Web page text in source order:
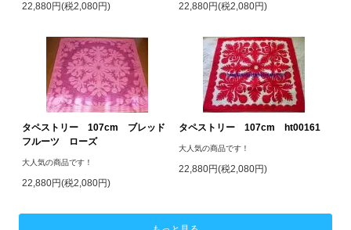
22,880円(税2,080円) 22,880円(税2,080円)
タペストリー 107cm ブレッド
フルーツ ローズ
大人気の商品です！
22,880円(税2,080円)
タペストリー 107cm ht00161
大人気の商品です！
22,880円(税2,080円)